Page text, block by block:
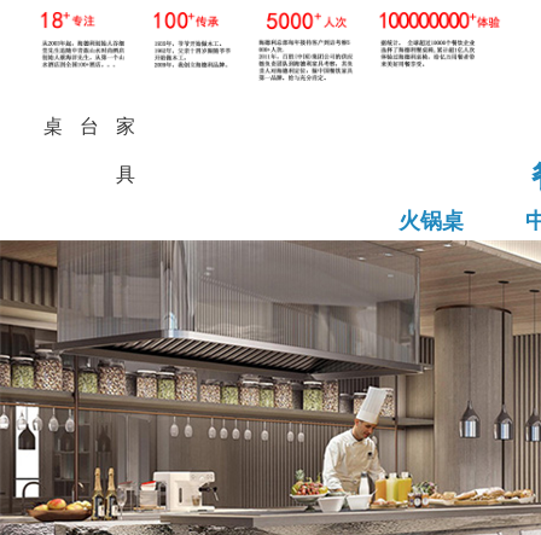
火
桌
调
台 家
具
家 桌
中
式
椅 港 美 东 洲 洲
火锅桌